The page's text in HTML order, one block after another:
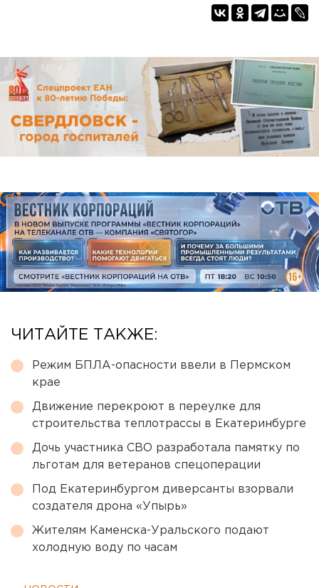
ЧИТАЙТЕ ТАКЖЕ:
Режим БПЛА-опасности ввели в Пермском
крае
Движение перекроют в переулке для
строительства теплотрассы в Екатеринбурге
Дочь участника СВО разработала памятку по
льготам для ветеранов спецоперации
Под Екатеринбургом диверсанты взорвали
создателя дрона «Упырь»
Жителям Каменска-Уральского подают
холодную воду по часам